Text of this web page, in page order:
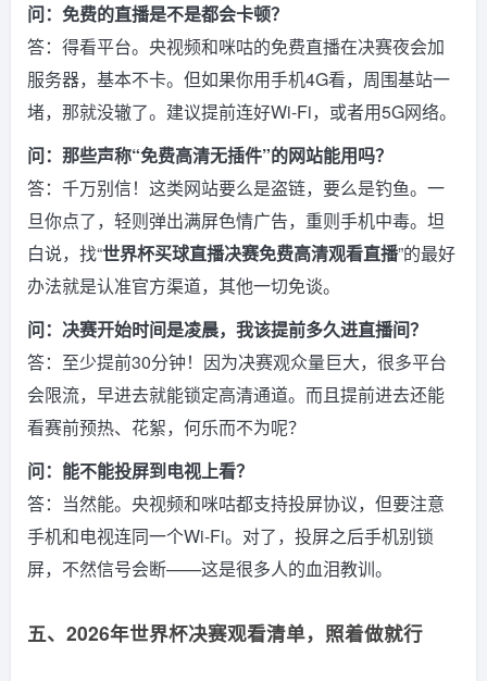
问：免费的直播是不是都会卡顿？
答：得看平台。央视频和咪咕的免费直播在决赛夜会加
服务器，基本不卡。但如果你用手机4G看，周围基站一
堵，那就没辙了。建议提前连好Wi-Fi，或者用5G网络。
问：那些声称“免费高清无插件”的网站能用吗？
答：千万别信！这类网站要么是盗链，要么是钓鱼。一
旦你点了，轻则弹出满屏色情广告，重则手机中毒。坦
白说，找“世界杯买球直播决赛免费高清观看直播”的最好
办法就是认准官方渠道，其他一切免谈。
问：决赛开始时间是凌晨，我该提前多久进直播间？
答：至少提前30分钟！因为决赛观众量巨大，很多平台
会限流，早进去就能锁定高清通道。而且提前进去还能
看赛前预热、花絮，何乐而不为呢？
问：能不能投屏到电视上看？
答：当然能。央视频和咪咕都支持投屏协议，但要注意
手机和电视连同一个Wi-Fi。对了，投屏之后手机别锁
屏，不然信号会断——这是很多人的血泪教训。
五、2026年世界杯决赛观看清单，照着做就行